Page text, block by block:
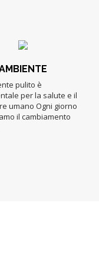
pulito è
per la salute e il
umano Ogni giorno
il cambiamento